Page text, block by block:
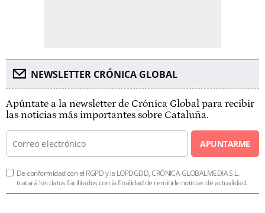
NEWSLETTER CRÓNICA GLOBAL
Apúntate a la newsletter de Crónica Global para recibir
las noticias más importantes sobre Cataluña.
APUNTARME
De conformidad con el RGPD y la LOPDGDD, CRÓNICA GLOBALMEDIA S.L.
tratará los datos facilitados con la finalidad de remitirle noticias de actualidad.